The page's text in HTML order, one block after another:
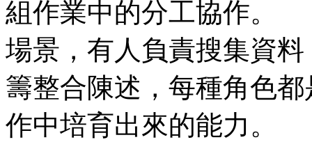
組作業中的分工協
場景，有人負責搜集資
籌整合陳述，每種角色
作中培育出來的能力